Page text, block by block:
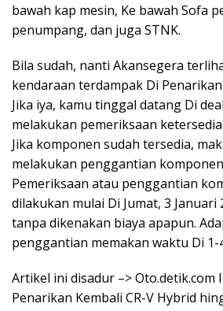
bawah kap mesin, Ke bawah Sofa
penumpang, dan juga STNK.
Bila sudah, nanti Akansegera
kendaraan terdampak Di
Jika iya, kamu tinggal datang Di
melakukan pemeriksaan
Jika komponen sudah tersedia,
melakukan penggantian
Pemeriksaan atau penggantian
dilakukan mulai Di Jumat, 3 Januari
tanpa dikenakan biaya apapun.
penggantian memakan waktu Di 1-
Artikel ini disadur –> Oto.detik.com
Penarikan Kembali CR-V Hybrid